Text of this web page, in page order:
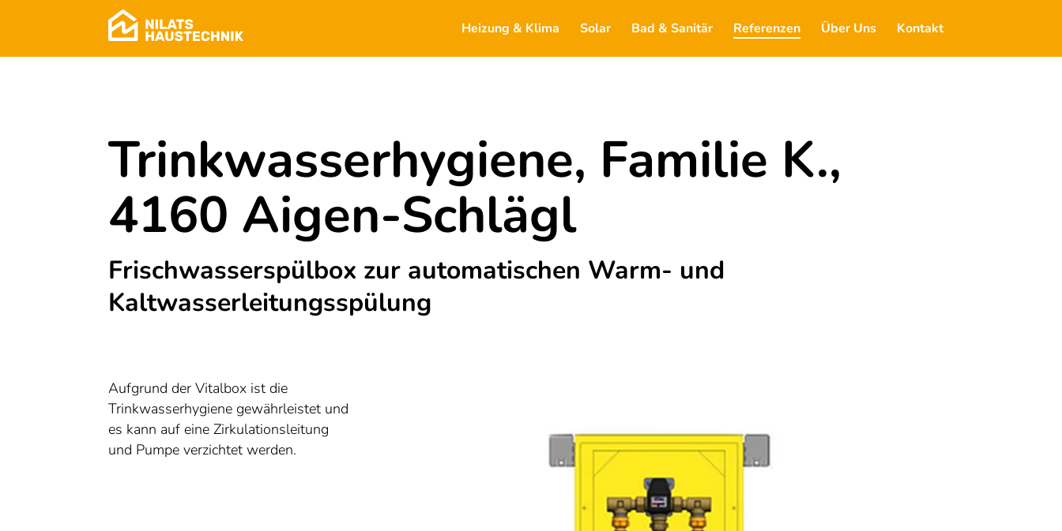
Heizung & Klima Solar Bad & Sanitär Referenzen Über Uns Kontakt
Trinkwasserhygiene, Familie K.,
4160 Aigen-Schlägl
Frischwasserspülbox zur automatischen Warm- und
Kaltwasserleitungsspülung
Aufgrund der Vitalbox ist die
Trinkwasserhygiene gewährleistet und
es kann auf eine Zirkulationsleitung
und Pumpe verzichtet werden.